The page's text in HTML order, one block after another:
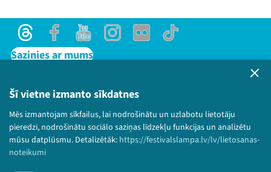
Šī vietne izmanto sīkdatnes
Mēs izmantojam sīkfailus, lai nodrošinātu un uzlabotu lietotāju
pieredzi, nodrošinātu sociālo saziņas līdzekļu funkcijas un analizētu
mūsu datplūsmu. Detalizētāk: https://festivalslampa.lv/lv/lietosanas-
noteikumi
ThreadsFacebookYoutubeInstagram
Flick TikTok
Sazinies ar mums
Lietošanas noteikumi un sīkdatņu politika
Bērnu aizsardzības politika
© 2026 Sarunu festivāls LAMPA Visas tiesības
paturētas.